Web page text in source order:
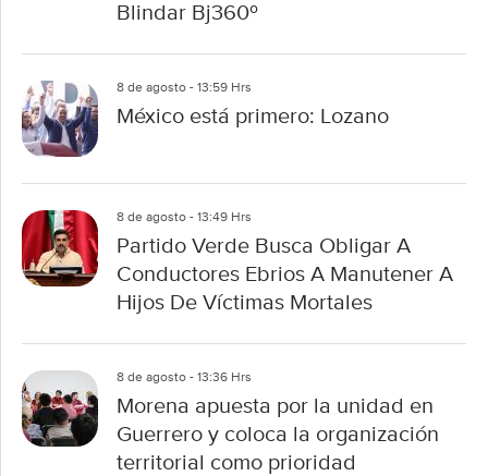
Blindar Bj360º
8 de agosto - 13:59 Hrs
México está primero: Lozano
8 de agosto - 13:49 Hrs
Partido Verde Busca Obligar A
Conductores Ebrios A Manutener A
Hijos De Víctimas Mortales
8 de agosto - 13:36 Hrs
Morena apuesta por la unidad en
Guerrero y coloca la organización
territorial como prioridad